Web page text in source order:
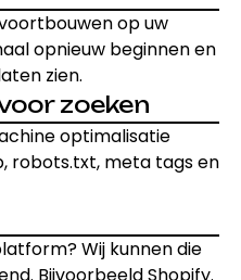
op uw
opnieuw beginnen en
zien.
zoeken
optimalisatie
robots.txt, meta tags en
Wij kunnen die